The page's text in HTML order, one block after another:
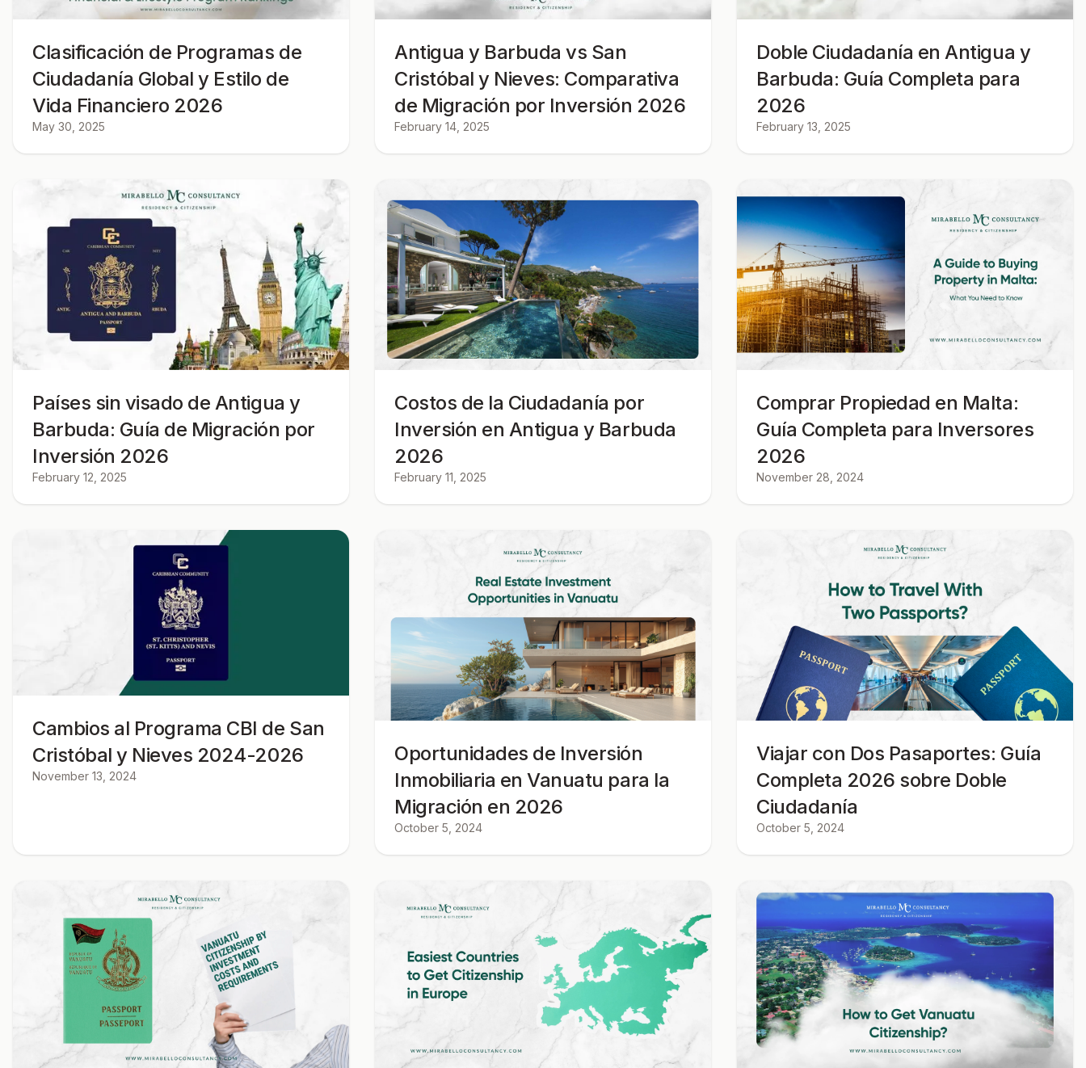
Clasificación de Programas de
Ciudadanía Global y Estilo de
Vida Financiero 2026
May 30, 2025
Antigua y Barbuda vs San
Cristóbal y Nieves: Comparativa
de Migración por Inversión 2026
February 14, 2025
Doble Ciudadanía en Antigua y
Barbuda: Guía Completa para
2026
February 13, 2025
Países sin visado de Antigua y
Barbuda: Guía de Migración por
Inversión 2026
February 12, 2025
Costos de la Ciudadanía por
Inversión en Antigua y Barbuda
2026
February 11, 2025
Comprar Propiedad en Malta:
Guía Completa para Inversores
2026
November 28, 2024
Cambios al Programa CBI de San
Cristóbal y Nieves 2024-2026
November 13, 2024
Oportunidades de Inversión
Inmobiliaria en Vanuatu para la
Migración en 2026
October 5, 2024
Viajar con Dos Pasaportes: Guía
Completa 2026 sobre Doble
Ciudadanía
October 5, 2024